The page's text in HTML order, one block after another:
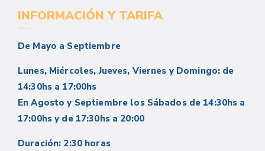
INFORMACIÓN Y TARIFA
De Mayo a Septiembre
Lunes, Miércoles, Jueves, Viernes y Domingo: de
14:30hs a 17:00hs
En Agosto y Septiembre los Sábados de 14:30hs a
17:00hs y de 17:30hs a 20:00
Duración: 2:30 horas